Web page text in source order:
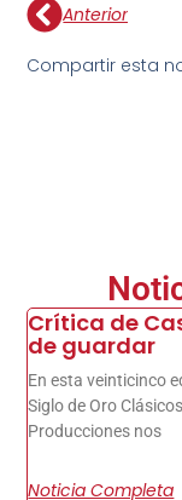
Anterior
Compartir esta
Crítica de
de guardar
En esta veinticinco
Siglo de Oro
Producciones nos
Noticia Completa